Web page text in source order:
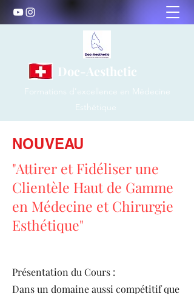
Doc-Aesthetic
Formations d'excellence en Médecine
Esthétique
NOUVEAU
"Attirer et Fidéliser une
Clientèle Haut de Gamme
en Médecine et Chirurgie
Esthétique"
Présentation du Cours :
Dans un domaine aussi compétitif que